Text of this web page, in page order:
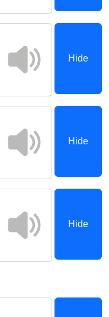
Hide
Hide
Hide